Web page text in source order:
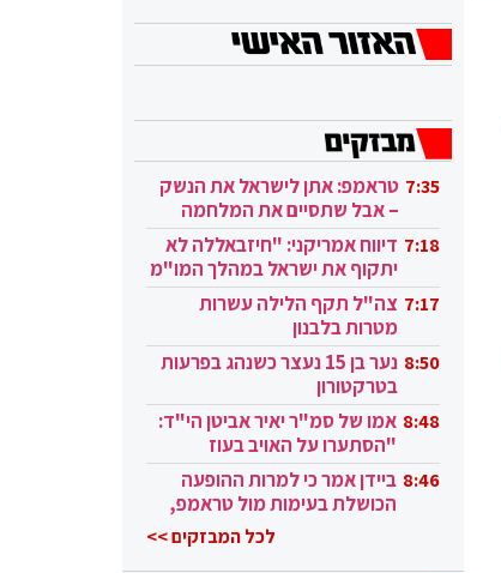
7:35 טראמפ: אתן לישראל את הנשק
– אבל שתסיים את המלחמה
בעזה 7:18 דיווח אמריקני: "חיזבאללה לא
יתקוף את ישראל במהלך המו"מ
בקטאר" 7:17 צה"ל תקף הלילה עשרות
מטרות בלבנון
8:50
נער בן 15 נעצר כשנהג בפרעות
בטרקטורון
8:48 אמו של סמ"ר יאיר אביטן הי"ד:
"הסתערו על האויב בעוז
ובגבורה" 8:46 ביידן אמר כי למרות ההופעה
הכושלת בעימות מול טראמפ,
לכל המבזקים >>